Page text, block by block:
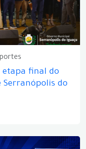
etapa final do
Serranópolis do